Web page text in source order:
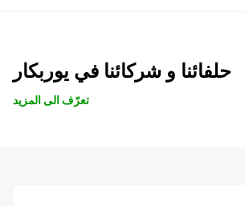
حلفائنا و شركائنا في يوربكار
تعرّف الى المزيد